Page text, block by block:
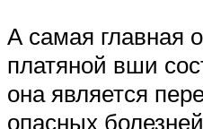
А самая главная
платяной вши
она является
опасных